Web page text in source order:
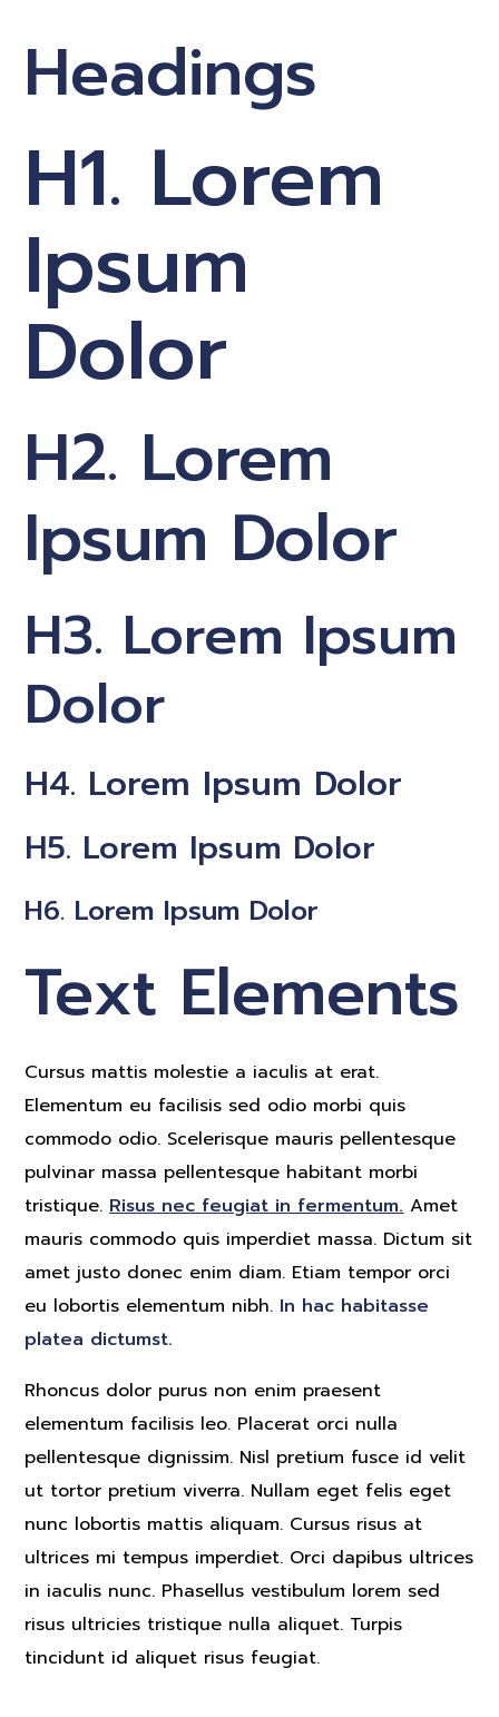
Headings
H1. Lorem
Ipsum
Dolor
H2. Lorem
Ipsum Dolor
H3. Lorem Ipsum
Dolor
H4. Lorem Ipsum Dolor
H5. Lorem Ipsum Dolor
H6. Lorem Ipsum Dolor
Text Elements
Cursus mattis molestie a iaculis at erat.
Elementum eu facilisis sed odio morbi quis
commodo odio. Scelerisque mauris pellentesque
pulvinar massa pellentesque habitant morbi
tristique.Risus nec feugiat in fermentum.Amet
mauris commodo quis imperdiet massa. Dictum sit
amet justo donec enim diam. Etiam tempor orci
eu lobortis elementum nibh. In hac habitasse
platea dictumst.
Rhoncus dolor purus non enim praesent
elementum facilisis leo. Placerat orci nulla
pellentesque dignissim. Nisl pretium fusce id velit
ut tortor pretium viverra. Nullam eget felis eget
nunc lobortis mattis aliquam. Cursus risus at
ultrices mi tempus imperdiet. Orci dapibus ultrices
in iaculis nunc. Phasellus vestibulum lorem sed
risus ultricies tristique nulla aliquet. Turpis
tincidunt id aliquet risus feugiat.